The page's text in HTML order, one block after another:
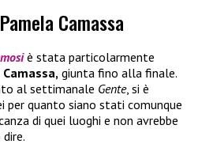
Camassa
è stata particolarmente
giunta fino alla finale.
al settimanale Gente, si è
quanto siano stati comunque
di quei luoghi e non avrebbe